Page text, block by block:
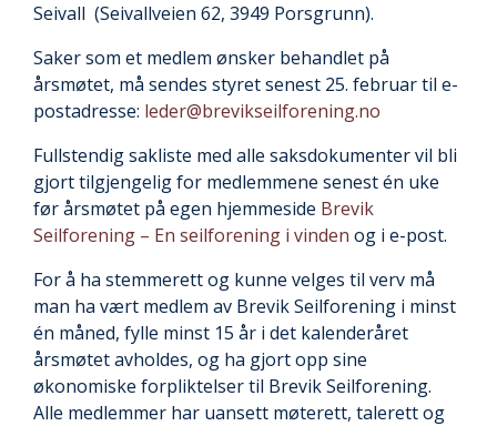
Seivall (Seivallveien 62, 3949 Porsgrunn).
Saker som et medlem ønsker behandlet på
årsmøtet, må sendes styret senest 25. februar til e-
postadresse: leder@brevikseilforening.no
Fullstendig sakliste med alle saksdokumenter vil bli
gjort tilgjengelig for medlemmene senest én uke
før årsmøtet på egen hjemmeside Brevik
Seilforening – En seilforening i vinden og i e-post.
For å ha stemmerett og kunne velges til verv må
man ha vært medlem av Brevik Seilforening i minst
én måned, fylle minst 15 år i det kalenderåret
årsmøtet avholdes, og ha gjort opp sine
økonomiske forpliktelser til Brevik Seilforening.
Alle medlemmer har uansett møterett, talerett og